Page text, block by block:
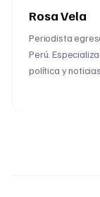
Rosa Vela
Periodista
Perú.
política y